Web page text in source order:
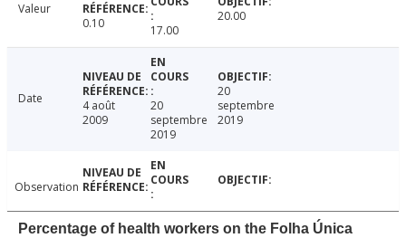
Valeur
0.10
17.00
20.00
Date
4 août
2009
20
septembre
2019
20
septembre
2019
Observation
Percentage of health workers on the Folha Única